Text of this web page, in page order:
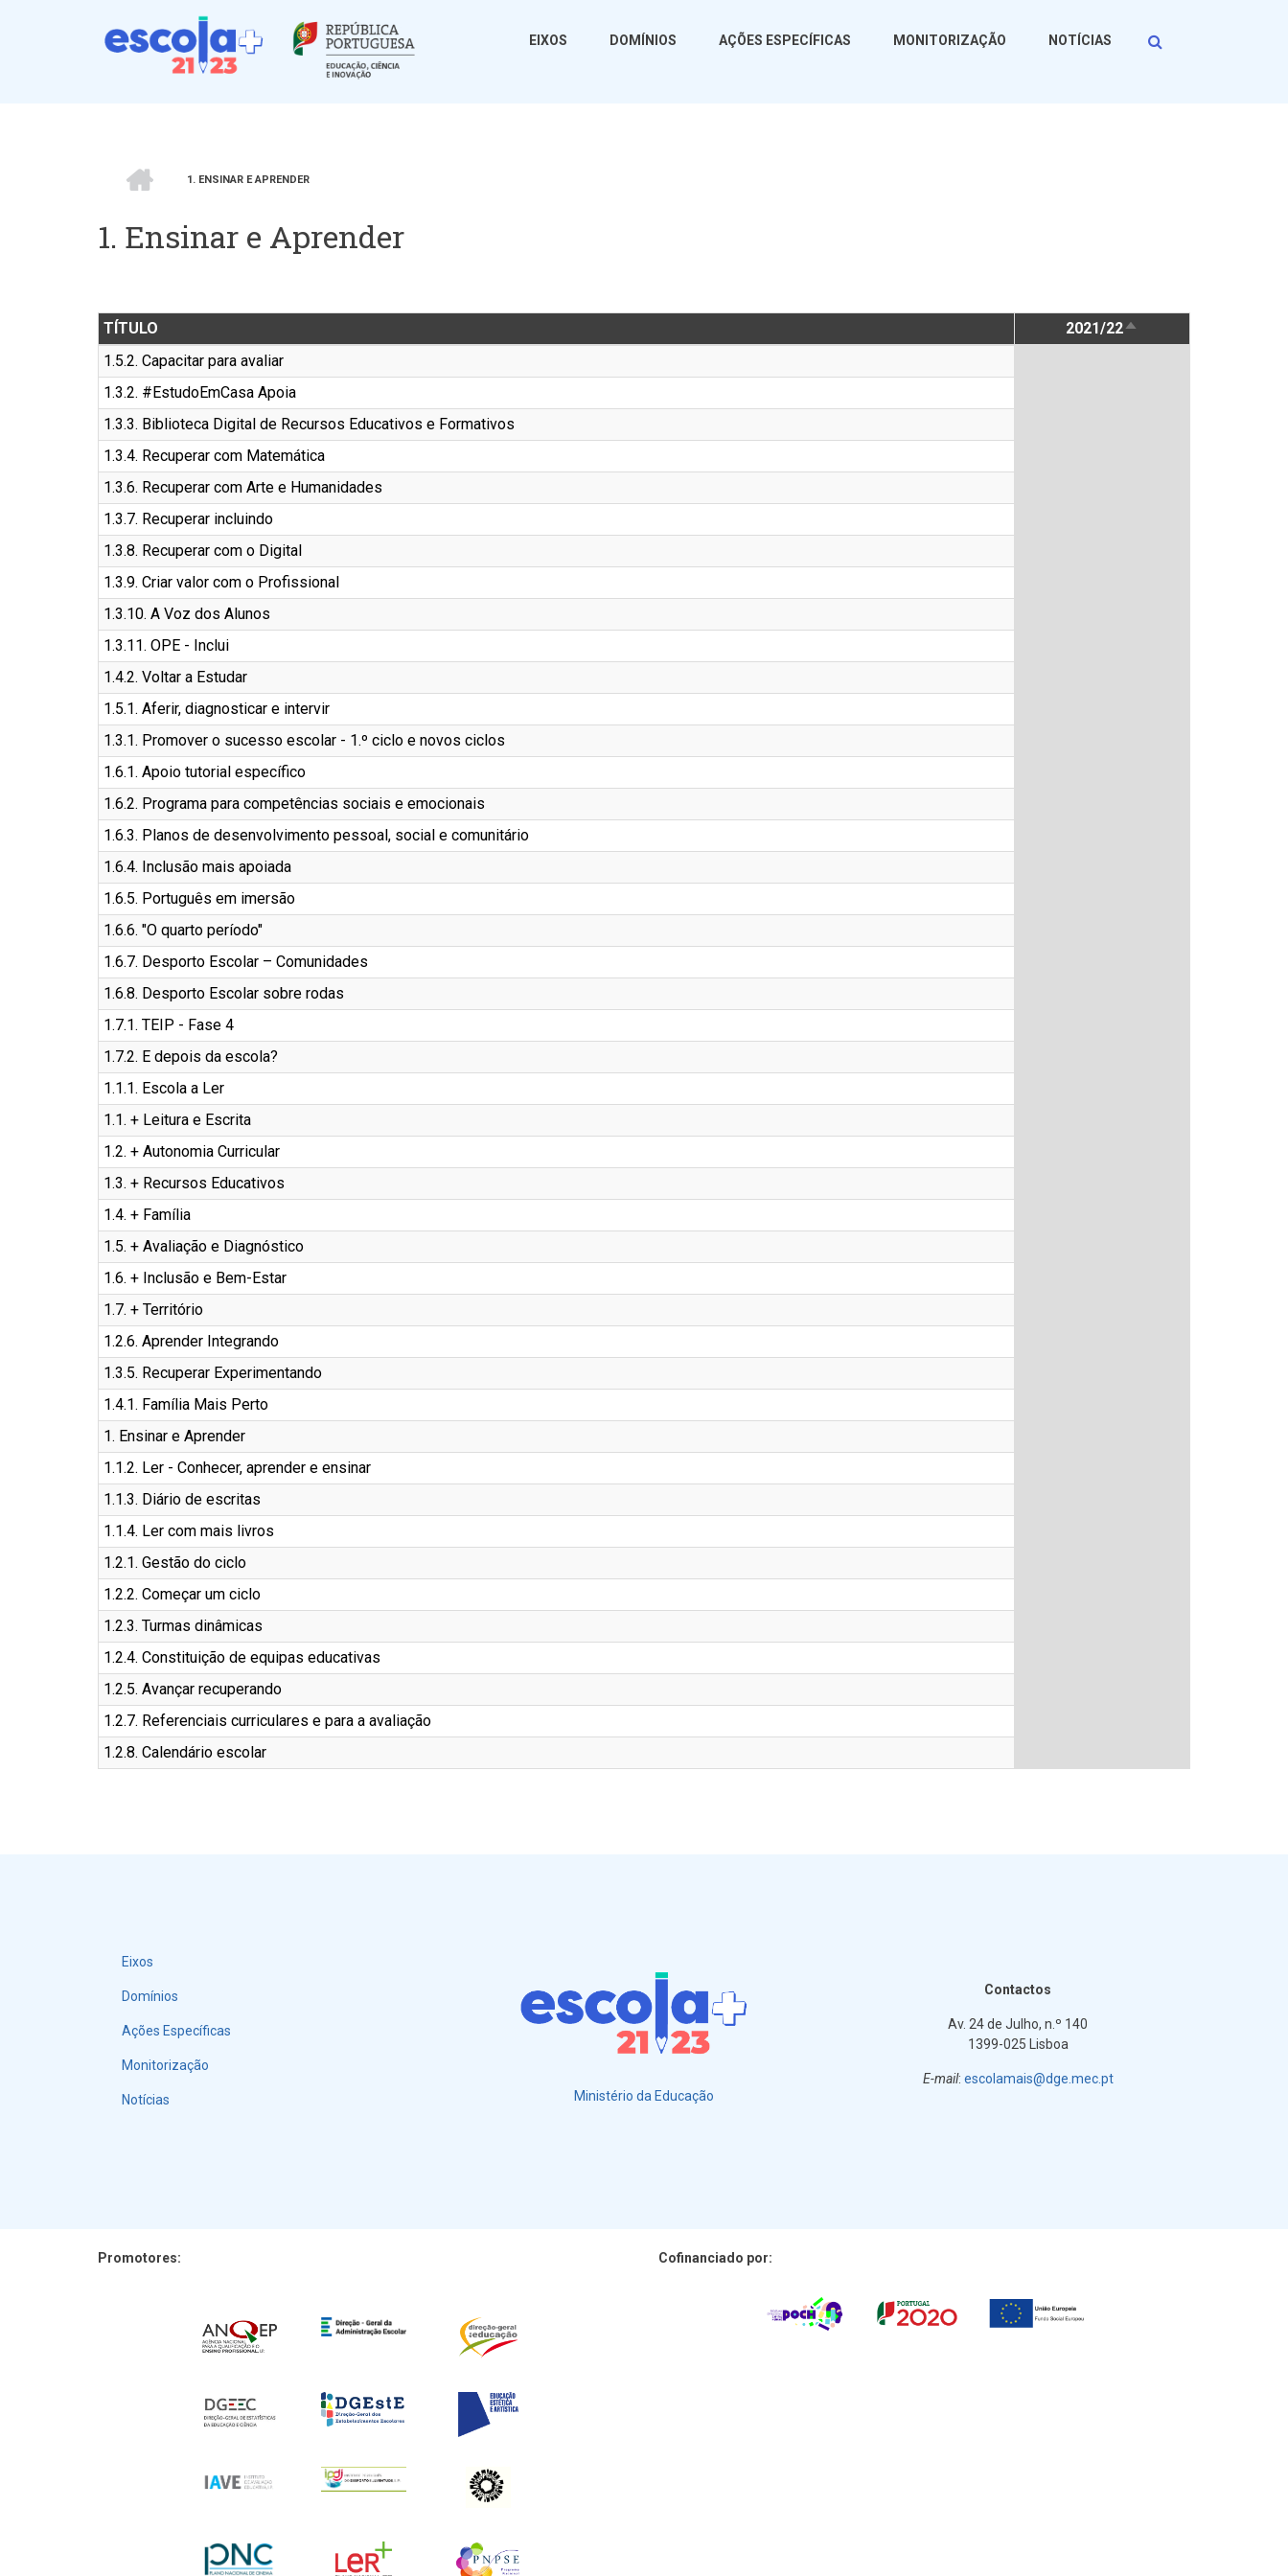
Procurar
EIXOS DOMÍNIOS AÇÕES ESPECÍFICAS MONITORIZAÇÃO NOTÍCIAS
estrutural
1. ENSINAR E APRENDER
1. Ensinar e Aprender
TÍTULO 2021/22 ORDENAÇÃO
DESCENDENTE
1.5.2. Capacitar para avaliar
1.3.2. #EstudoEmCasa Apoia
1.3.3. Biblioteca Digital de Recursos Educativos e Formativos
1.3.4. Recuperar com Matemática
1.3.6. Recuperar com Arte e Humanidades
1.3.7. Recuperar incluindo
1.3.8. Recuperar com o Digital
1.3.9. Criar valor com o Profissional
1.3.10. A Voz dos Alunos
1.3.11. OPE - Inclui
1.4.2. Voltar a Estudar
1.5.1. Aferir, diagnosticar e intervir
1.3.1. Promover o sucesso escolar - 1.º ciclo e novos ciclos
1.6.1. Apoio tutorial específico
1.6.2. Programa para competências sociais e emocionais
1.6.3. Planos de desenvolvimento pessoal, social e comunitário
1.6.4. Inclusão mais apoiada
1.6.5. Português em imersão
1.6.6. "O quarto período"
1.6.7. Desporto Escolar – Comunidades
1.6.8. Desporto Escolar sobre rodas
1.7.1. TEIP - Fase 4
1.7.2. E depois da escola?
1.1.1. Escola a Ler
1.1. + Leitura e Escrita
1.2. + Autonomia Curricular
1.3. + Recursos Educativos
1.4. + Família
1.5. + Avaliação e Diagnóstico
1.6. + Inclusão e Bem-Estar
1.7. + Território
1.2.6. Aprender Integrando
1.3.5. Recuperar Experimentando
1.4.1. Família Mais Perto
1. Ensinar e Aprender
1.1.2. Ler - Conhecer, aprender e ensinar
1.1.3. Diário de escritas
1.1.4. Ler com mais livros
1.2.1. Gestão do ciclo
1.2.2. Começar um ciclo
1.2.3. Turmas dinâmicas
1.2.4. Constituição de equipas educativas
1.2.5. Avançar recuperando
1.2.7. Referenciais curriculares e para a avaliação
1.2.8. Calendário escolar
Menu
Eixos
Domínios
Ações Específicas
Monitorização
Notícias Ministério da Educação
Contactos
Av. 24 de Julho, n.º 140
1399-025 Lisboa
E-mail: escolamais@dge.mec.pt
Promotores: Cofinanciado por: